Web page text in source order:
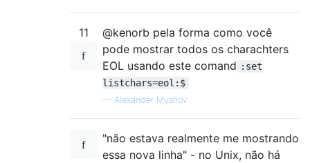
11
@kenorb pela forma como você
pode mostrar todos os charachters
EOL usando este comand :set
listchars=eol:$
— Alexander Myshov
"não estava realmente me mostrando
essa nova linha" - no Unix, não há